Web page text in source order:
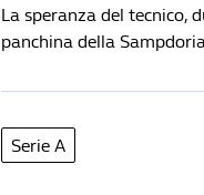
La speranza del tecnico,
panchina della
Serie A